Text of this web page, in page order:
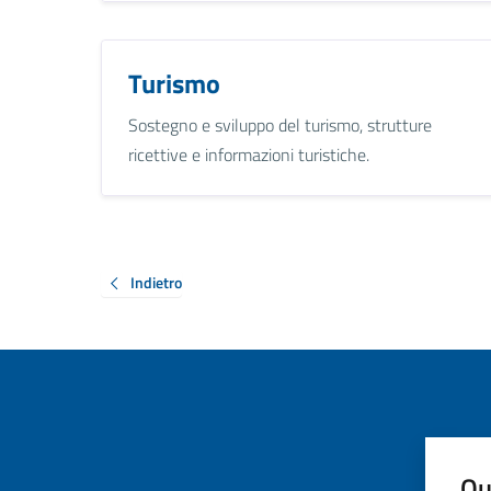
Turismo
Sostegno e sviluppo del turismo, strutture
ricettive e informazioni turistiche.
Indietro